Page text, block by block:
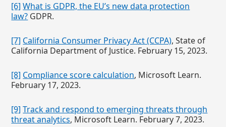
[6] What is GDPR, the EU’s new data protection
law? GDPR.
[7] California Consumer Privacy Act (CCPA), State of
California Department of Justice. February 15, 2023.
[8] Compliance score calculation, Microsoft Learn.
February 17, 2023.
[9] Track and respond to emerging threats through
threat analytics, Microsoft Learn. February 7, 2023.